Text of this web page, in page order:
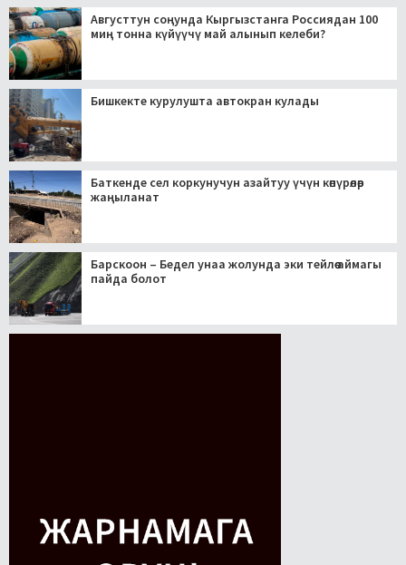
Августтун соңунда Кыргызстанга Россиядан 100
миң тонна күйүүчү май алынып келеби?
Бишкекте курулушта автокран кулады
Баткенде сел коркунучун азайтуу үчүн көпүрөлөр
жаңыланат
Барскоон – Бедел унаа жолунда эки тейлөө аймагы
пайда болот